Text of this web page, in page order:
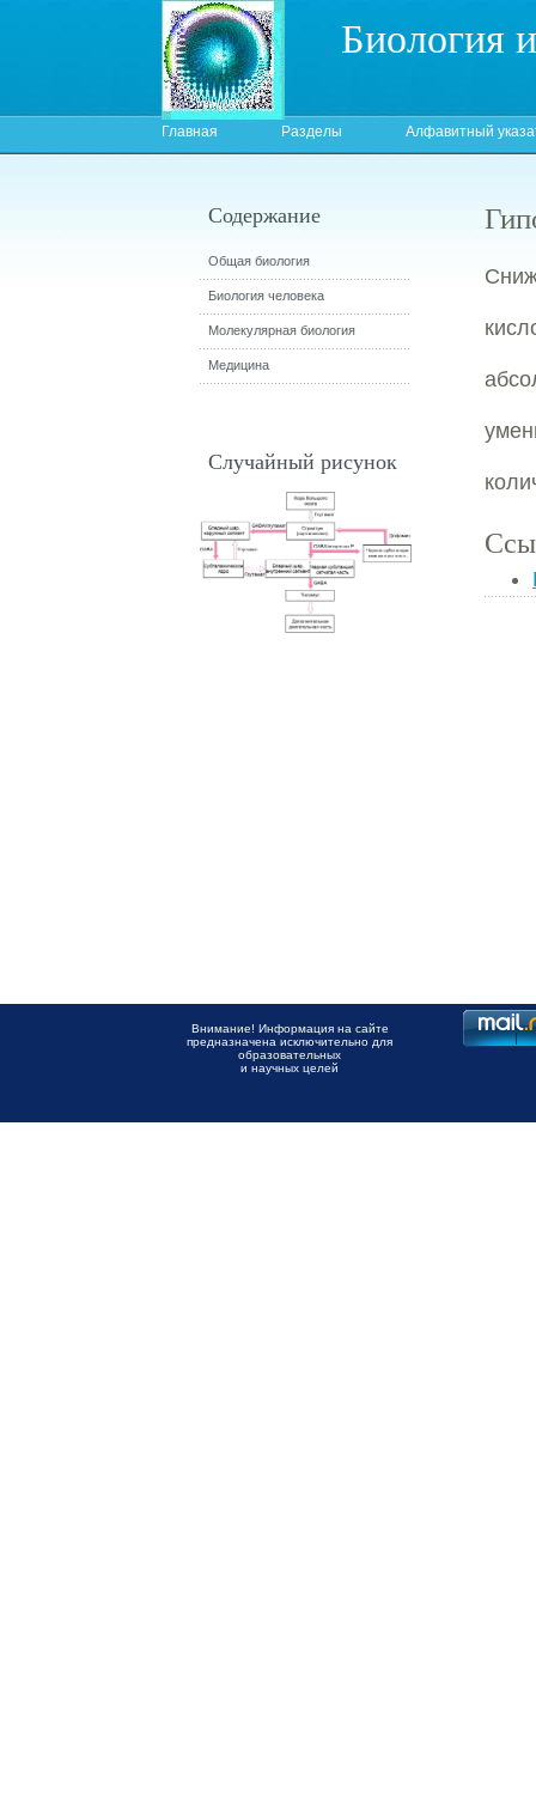
Биология
Главная Разделы Алфавитный
Содержание
Общая биология
Биология человека
Молекулярная биология
Медицина
Случайный рисунок
Внимание! Информация на сайте
предназначена исключительно для
образовательных
и научных целей